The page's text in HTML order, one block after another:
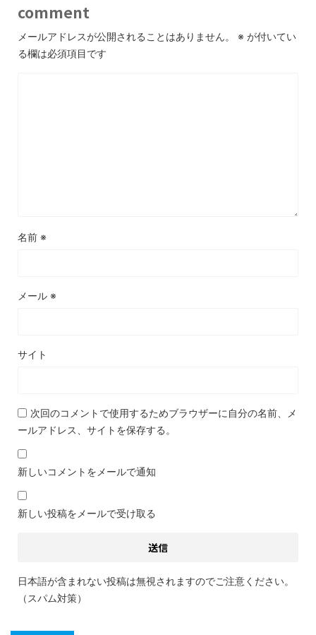
comment
メールアドレスが公開されることはありません。 ※ が付いてい
る欄は必須項目です
名前 ※
メール ※
サイト
次回のコメントで使用するためブラウザーに自分の名前、メ
ールアドレス、サイトを保存する。
新しいコメントをメールで通知
新しい投稿をメールで受け取る
日本語が含まれない投稿は無視されますのでご注意ください。
（スパム対策）